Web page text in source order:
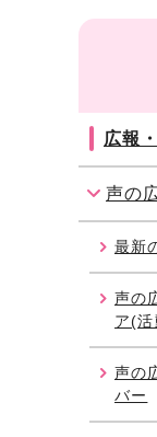
広報
声の
最新
声の
ア(
声の
バー